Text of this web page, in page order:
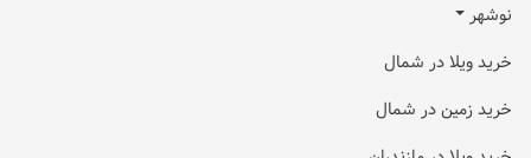
نوشهر
خرید ویلا در شمال
خرید زمین در شمال